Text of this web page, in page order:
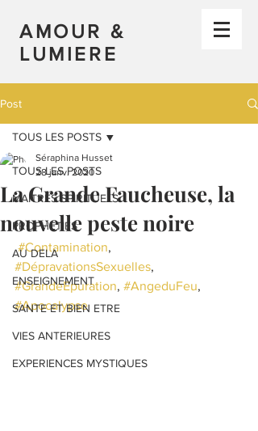
AMOUR &
LUMIERE
Post
TOUS LES POSTS
MAITRES SPIRITUELS
PROPHETIES
AU DELA
ENSEIGNEMENT
SANTE ET BIEN ETRE
VIES ANTERIEURES
EXPERIENCES MYSTIQUES
TOUS LES POSTS
La Grande Faucheuse, la
nouvelle peste noire
Séraphina Husset
28 janv. 2020
#Contamination,
#DépravationsSexuelles,
#GrandeEpuration, #AngeduFeu,
#Apocalypse